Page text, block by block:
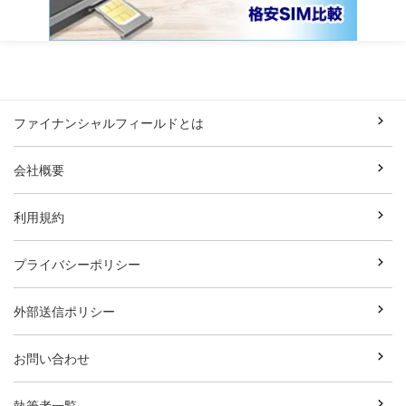
ファイナンシャルフィールドとは
会社概要
利用規約
プライバシーポリシー
外部送信ポリシー
お問い合わせ